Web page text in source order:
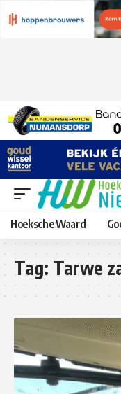
Hoeksche Waard
Tag: Tarwe